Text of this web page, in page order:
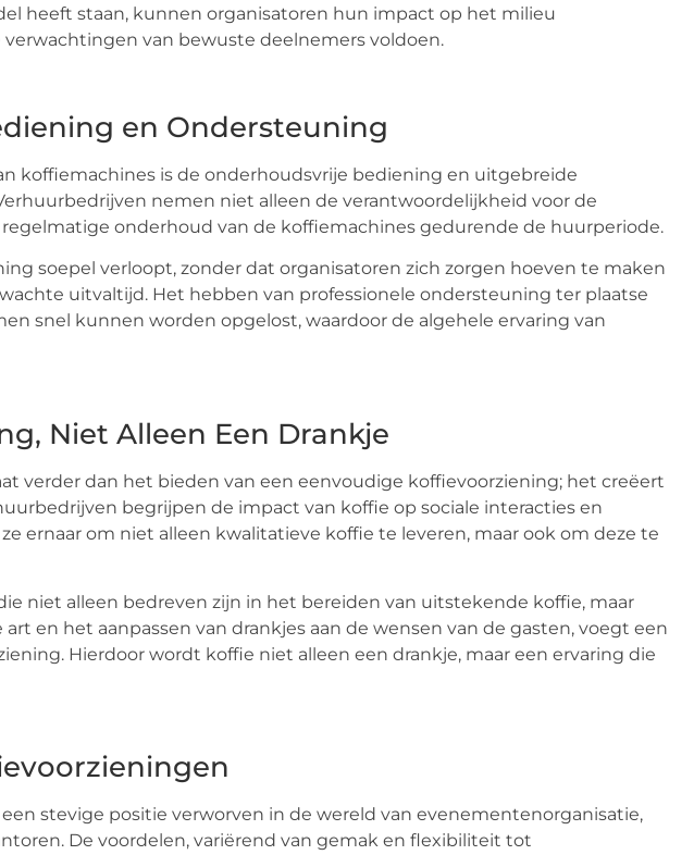
heeft staan, kunnen organisatoren hun impact op het milieu
van bewuste deelnemers voldoen.
en Ondersteuning
koffiemachines is de onderhoudsvrije bediening en uitgebreide
nemen niet alleen de verantwoordelijkheid voor de
onderhoud van de koffiemachines gedurende de huurperiode.
soepel verloopt, zonder dat organisatoren zich zorgen hoeven te maken
uitvaltijd. Het hebben van professionele ondersteuning ter plaatse
snel kunnen worden opgelost, waardoor de algehele ervaring van
Niet Alleen Een Drankje
verder dan het bieden van een eenvoudige koffievoorziening; het creëert
begrijpen de impact van koffie op sociale interacties en
ernaar om niet alleen kwalitatieve koffie te leveren, maar ook om deze te
niet alleen bedreven zijn in het bereiden van uitstekende koffie, maar
en het aanpassen van drankjes aan de wensen van de gasten, voegt een
Hierdoor wordt koffie niet alleen een drankje, maar een ervaring die
stevige positie verworven in de wereld van evenementenorganisatie,
De voordelen, variërend van gemak en flexibiliteit tot